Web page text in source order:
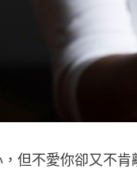
但不愛你卻又不